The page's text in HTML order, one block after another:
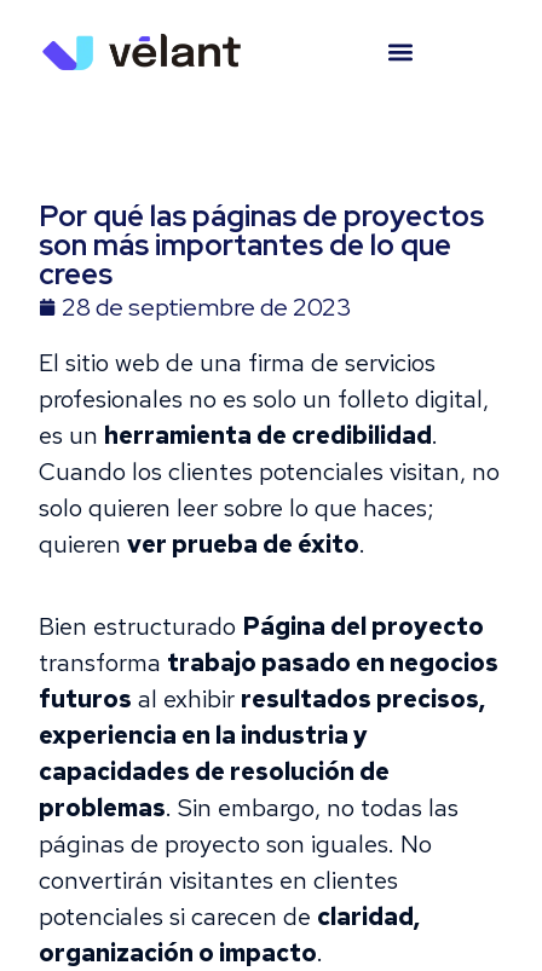
Por qué las páginas de proyectos
son más importantes de lo que
crees
28 de septiembre de 2023
El sitio web de una firma de servicios
profesionales no es solo un folleto digital,
es un herramienta de credibilidad.
Cuando los clientes potenciales visitan, no
solo quieren leer sobre lo que haces;
quieren ver prueba de éxito.
Bien estructurado Página del proyecto
transforma trabajo pasado en negocios
futuros al exhibir resultados precisos,
experiencia en la industria y
capacidades de resolución de
problemas. Sin embargo, no todas las
páginas de proyecto son iguales. No
convertirán visitantes en clientes
potenciales si carecen de claridad,
organización o impacto.